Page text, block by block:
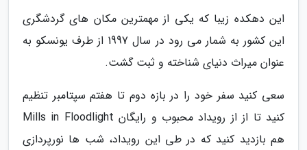
این دهکده زیبا که یکی از مهمترین مکان های گردشگری
این کشور به شمار می رود در سال 1997 از طرف یونسکو به
عنوان میراث دنیای شناخته و ثبت گشت.
سعی کنید سفر خود را در بازه دوم تا هفتم سپتامبر تنظیم
کنید تا از از رویداد محبوب و رایگان Mills in Floodlight
هم بازدید کنید که در طی این رویداد، شب ها نورپردازی